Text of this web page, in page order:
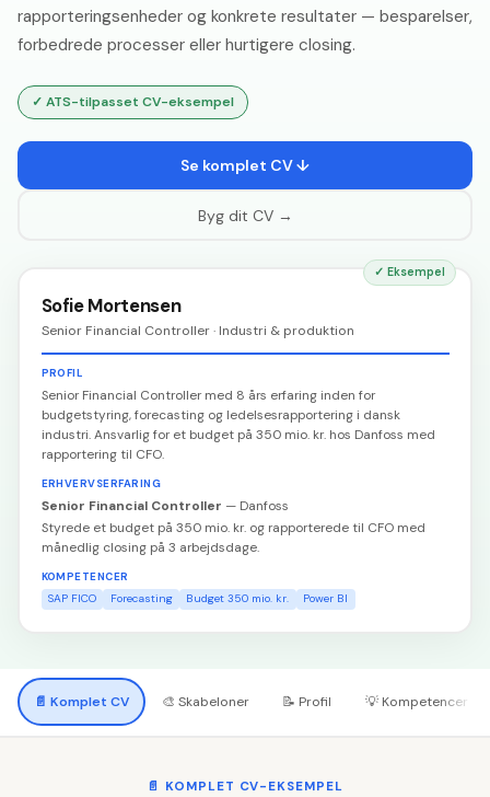
rapporteringsenheder og konkrete resultater — besparelser,
forbedrede processer eller hurtigere closing.
✓ ATS-tilpasset CV-eksempel
Se komplet CV ↓
Byg dit CV →
✓ Eksempel
Sofie Mortensen
Senior Financial Controller · Industri & produktion
PROFIL
Senior Financial Controller med 8 års erfaring inden for
budgetstyring, forecasting og ledelsesrapportering i dansk
industri. Ansvarlig for et budget på 350 mio. kr. hos Danfoss med
rapportering til CFO.
ERHVERVSERFARING
Senior Financial Controller — Danfoss
Styrede et budget på 350 mio. kr. og rapporterede til CFO med
månedlig closing på 3 arbejdsdage.
KOMPETENCER
SAP FICO
Forecasting Budget 350 mio. kr. Power BI
📄 Komplet CV 🎨 Skabeloner 📝 Profil 💡 Kompetencer
📄 KOMPLET CV-EKSEMPEL